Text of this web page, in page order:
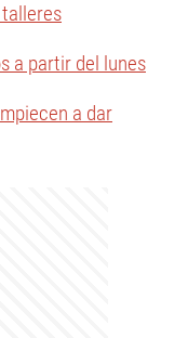
a partir del lunes
a dar